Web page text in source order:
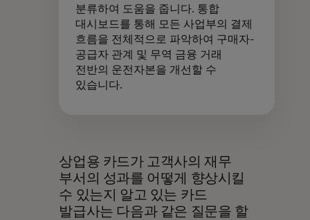
분류하여 도움을 줍니다. 통합
대시보드를 통해 모든 사업부의 결제
흐름을 전체적으로 파악하여 구매자-
공급자 관계 및 무역 금융 거래
전반의 운전자본을 개선할 수
있습니다.
상업용 카드가 고객사의 재무
부서의 성과를 어떻게 향상시킬
수 있는지 알고 있는 카드
발급사는 다음과 같은 질문을 할